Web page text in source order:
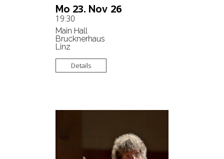
Mo 23. Nov 26
19:30
Main Hall
Brucknerhaus
Linz
Details